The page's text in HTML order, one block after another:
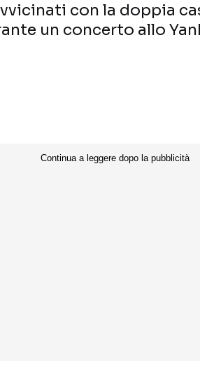
con la doppia
un concerto allo